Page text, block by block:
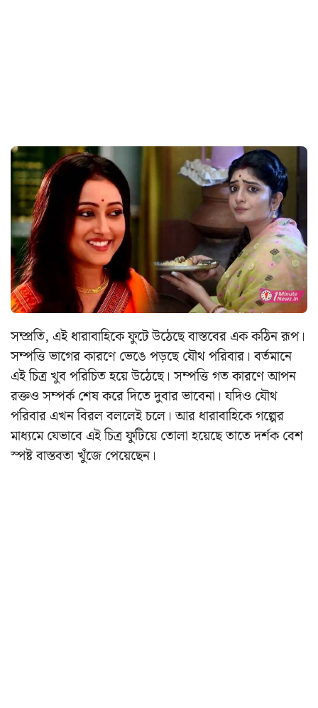
সম্প্রতি, এই ধারাবাহিকে ফুটে উঠেছে বাস্তবের এক কঠিন রূপ।
সম্পত্তি ভাগের কারণে ভেঙে পড়ছে যৌথ পরিবার। বর্তমানে
এই চিত্র খুব পরিচিত হয়ে উঠেছে। সম্পত্তি গত কারণে আপন
রক্তও সম্পর্ক শেষ করে দিতে দুবার ভাবেনা। যদিও যৌথ
পরিবার এখন বিরল বললেই চলে। আর ধারাবাহিকে গল্পের
মাধ্যমে যেভাবে এই চিত্র ফুটিয়ে তোলা হয়েছে তাতে দর্শক বেশ
স্পষ্ট বাস্তবতা খুঁজে পেয়েছেন।